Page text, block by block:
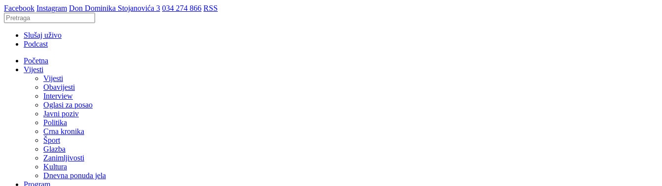
Facebook Instagram Don Dominika Stojanovića 3 034 274 866 RSS
Slušaj uživo
Podcast
Početna
Vijesti
Vijesti
Obavijesti
Interview
Oglasi za posao
Javni poziv
Politika
Crna kronika
Šport
Glazba
Zanimljivosti
Kultura
Dnevna ponuda jela
Program